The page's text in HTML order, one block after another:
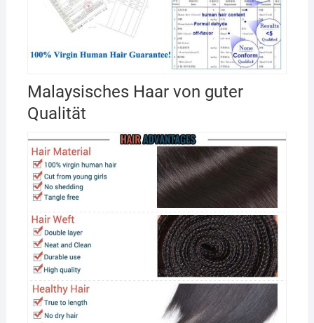
Malaysisches Haar von guter
Qualität